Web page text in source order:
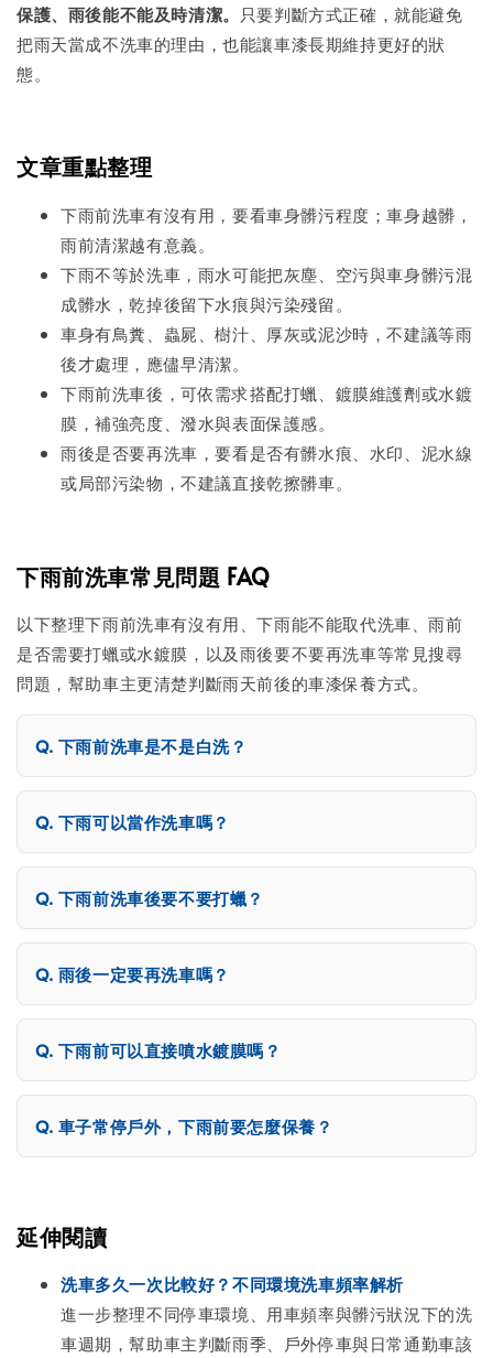
保護、雨後能不能及時清潔。
只要判斷方式正確，就能避免
把雨天當成不洗車的理由，也能讓車漆長期維持更好的狀
態。
文章重點整理
下雨前洗車有沒有用，要看車身髒污程度；車身越髒，
雨前清潔越有意義。
下雨不等於洗車，雨水可能把灰塵、空污與車身髒污混
成髒水，乾掉後留下水痕與污染殘留。
車身有鳥糞、蟲屍、樹汁、厚灰或泥沙時，不建議等雨
後才處理，應儘早清潔。
下雨前洗車後，可依需求搭配打蠟、鍍膜維護劑或水鍍
膜，補強亮度、潑水與表面保護感。
雨後是否要再洗車，要看是否有髒水痕、水印、泥水線
或局部污染物，不建議直接乾擦髒車。
下雨前洗車常見問題 FAQ
以下整理下雨前洗車有沒有用、下雨能不能取代洗車、雨前
是否需要打蠟或水鍍膜，以及雨後要不要再洗車等常見搜尋
問題，幫助車主更清楚判斷雨天前後的車漆保養方式。
下雨前洗車是不是白洗？
下雨可以當作洗車嗎？
下雨前洗車後要不要打蠟？
雨後一定要再洗車嗎？
下雨前可以直接噴水鍍膜嗎？
車子常停戶外，下雨前要怎麼保養？
延伸閱讀
洗車多久一次比較好？不同環境洗車頻率解析
進一步整理不同停車環境、用車頻率與髒污狀況下的洗
車週期，幫助車主判斷雨季、戶外停車與日常通勤車該